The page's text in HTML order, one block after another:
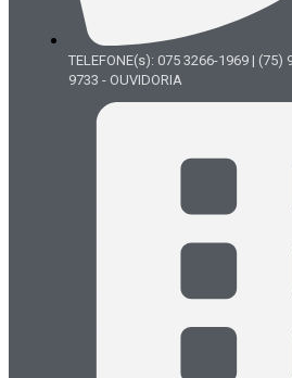
TELEFONE(s): 075 3266-1969 | (75)
9733 - OUVIDORIA